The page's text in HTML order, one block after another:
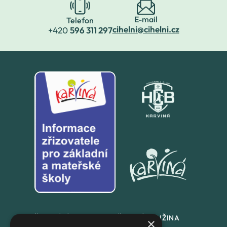
Telefon
+420596 311 297
E-mail
cihelni@cihelni.cz
ŠKOLNÍ DRUŽINA